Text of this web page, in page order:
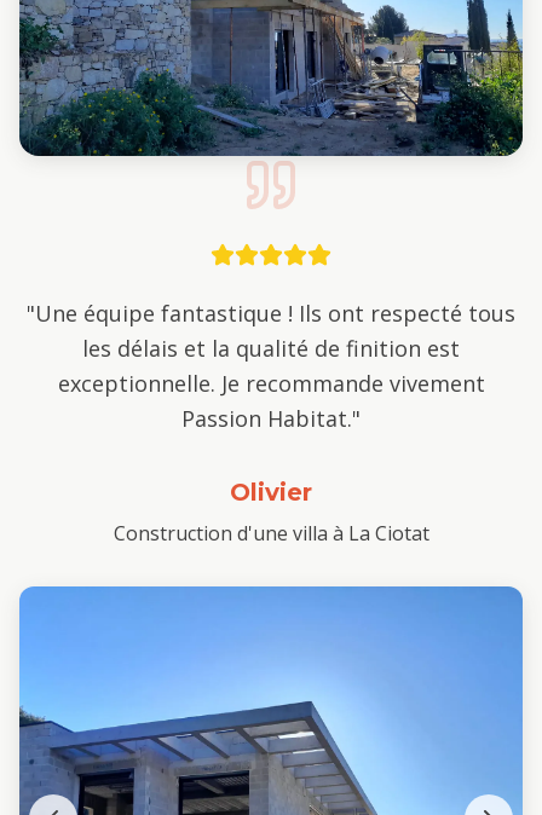
"Une équipe fantastique ! Ils ont respecté tous
les délais et la qualité de finition est
exceptionnelle. Je recommande vivement
Passion Habitat."
Olivier
Construction d'une villa à La Ciotat